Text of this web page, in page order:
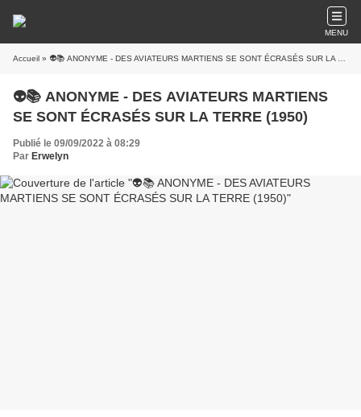
MENU
Accueil » 👽📚 ANONYME - DES AVIATEURS MARTIENS SE SONT ÉCRASÉS SUR LA TERRE (1950)
👽📚 ANONYME - DES AVIATEURS MARTIENS
SE SONT ÉCRASÉS SUR LA TERRE (1950)
Publié le 09/09/2022 à 08:29
Par Erwelyn